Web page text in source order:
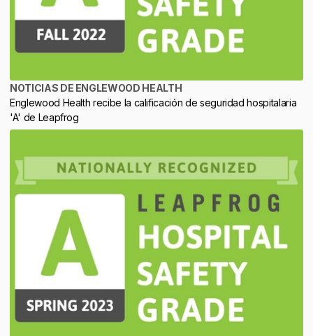
NOTICIAS DE ENGLEWOOD HEALTH
Englewood Health recibe la calificación de seguridad hospitalaria
'A' de Leapfrog